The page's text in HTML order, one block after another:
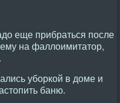
еще прибраться после
на фаллоимитатор,
уборкой в доме и
баню.